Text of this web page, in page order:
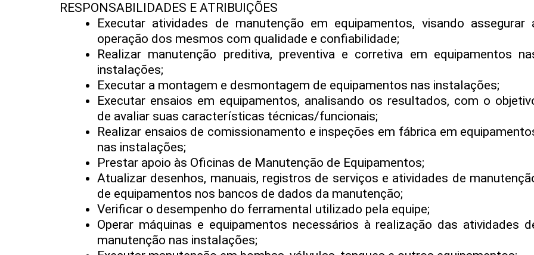
RESPONSABILIDADES E ATRIBUIÇÕES
Executar atividades de manutenção em equipamentos, visando assegurar
operação dos mesmos com qualidade e confiabilidade;
Realizar manutenção preditiva, preventiva e corretiva em equipamentos
instalações;
Executar a montagem e desmontagem de equipamentos nas instalações;
Executar ensaios em equipamentos, analisando os resultados, com o
de avaliar suas características técnicas/funcionais;
Realizar ensaios de comissionamento e inspeções em fábrica em
nas instalações;
Prestar apoio às Oficinas de Manutenção de Equipamentos;
Atualizar desenhos, manuais, registros de serviços e atividades de
de equipamentos nos bancos de dados da manutenção;
Verificar o desempenho do ferramental utilizado pela equipe;
Operar máquinas e equipamentos necessários à realização das atividades
manutenção nas instalações;